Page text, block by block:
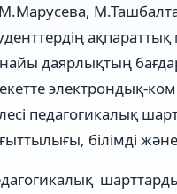
даярлықтың
электрондық-
педагогикалық
білімді